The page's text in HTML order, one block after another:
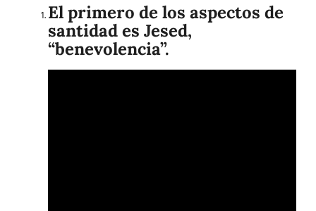
El primero de los aspectos de
santidad es Jesed,
“benevolencia”.